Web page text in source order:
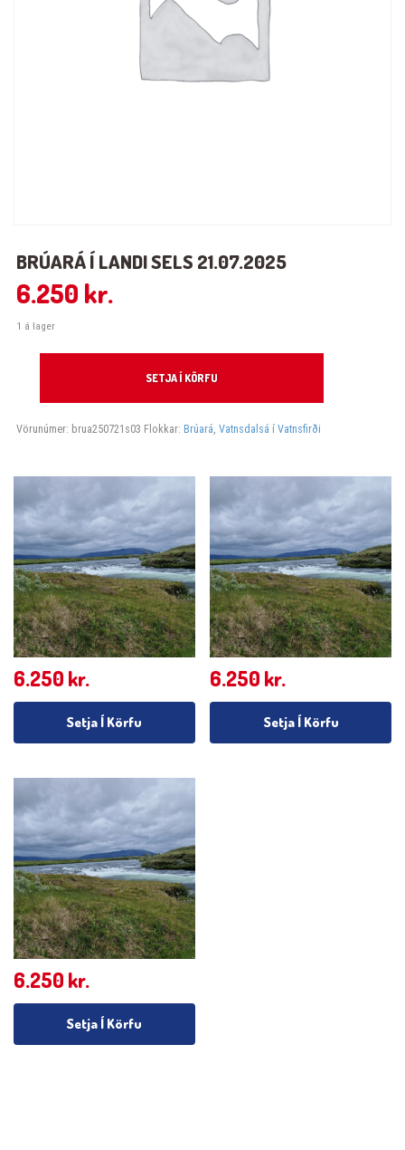
BRÚARÁ Í LANDI SELS 21.07.2025
6.250 kr.
1 á lager
SETJA Í KÖRFU
Vörunúmer: brua250721s03 Flokkar: Brúará, Vatnsdalsá í Vatnsfirði
6.250 kr.
Setja Í Körfu
6.250 kr.
Setja Í Körfu
6.250 kr.
Setja Í Körfu